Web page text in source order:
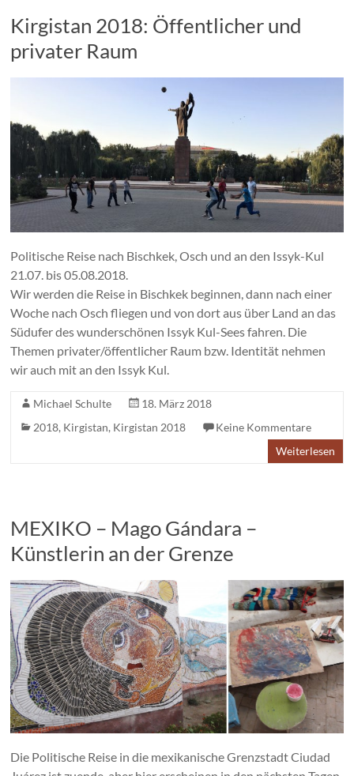
Kirgistan 2018: Öffentlicher und
privater Raum
Politische Reise nach Bischkek, Osch und an den Issyk-Kul
21.07. bis 05.08.2018.
Wir werden die Reise in Bischkek beginnen, dann nach einer
Woche nach Osch fliegen und von dort aus über Land an das
Südufer des wunderschönen Issyk Kul-Sees fahren. Die
Themen privater/öffentlicher Raum bzw. Identität nehmen
wir auch mit an den Issyk Kul.
Michael Schulte
18. März 2018
2018, Kirgistan, Kirgistan 2018
Keine Kommentare
Weiterlesen
MEXIKO – Mago Gándara –
Künstlerin an der Grenze
Die Politische Reise in die mexikanische Grenzstadt Ciudad